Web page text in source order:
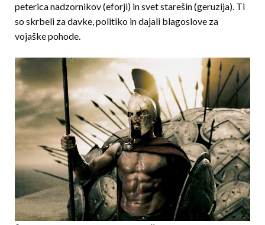
peterica nadzornikov (eforji) in svet starešin (geruzija). Ti
so skrbeli za davke, politiko in dajali blagoslove za
vojaške pohode.